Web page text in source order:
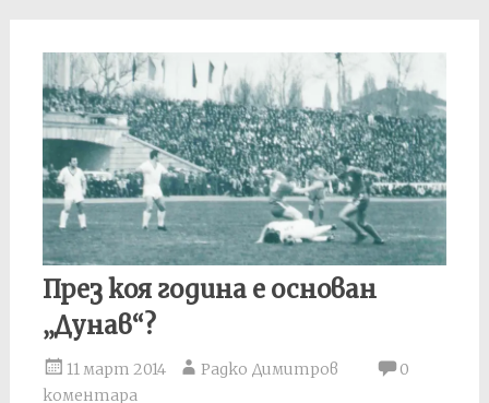
През коя година е основан
„Дунав“?
11 март 2014 Радко Димитров
0
коментара